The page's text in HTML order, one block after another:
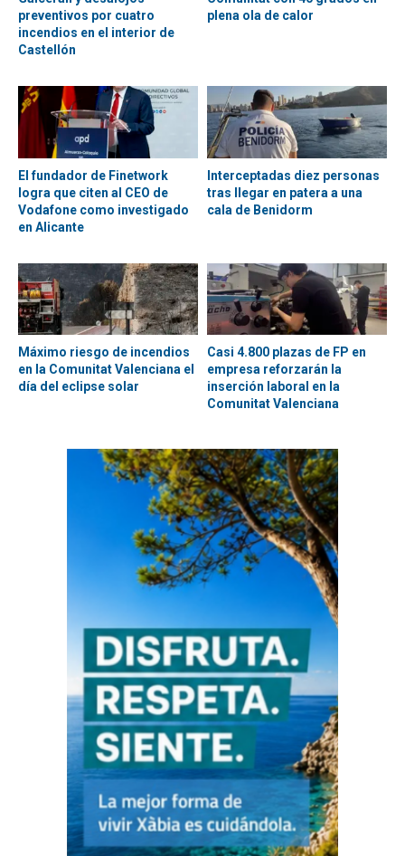
preventivos por cuatro
incendios en el interior de
Castellón
plena ola de calor
El fundador de Finetwork
logra que citen al CEO de
Vodafone como investigado
en Alicante
Interceptadas diez personas
tras llegar en patera a una
cala de Benidorm
Máximo riesgo de incendios
en la Comunitat Valenciana el
día del eclipse solar
Casi 4.800 plazas de FP en
empresa reforzarán la
inserción laboral en la
Comunitat Valenciana